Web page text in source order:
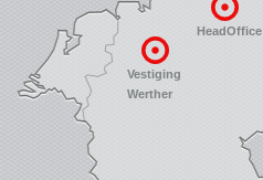
HeadOffice
Vestiging
Werther